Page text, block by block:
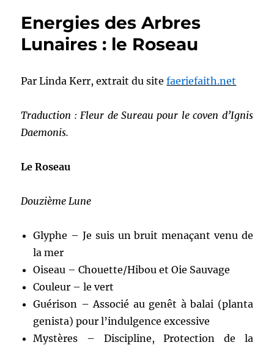
Faerie
Energies des Arbres
Lunaires : le Roseau
Par Linda Kerr, extrait du sitefaeriefaith.net
Traduction : Fleur de Sureau pour le coven d’Ignis
Daemonis.
Le Roseau
Douzième Lune
Glyphe – Je suis un bruit menaçant venu de
la mer
Oiseau – Chouette/Hibou et Oie Sauvage
Couleur – le vert
Guérison – Associé au genêt à balai (planta
genista) pour l’indulgence excessive
Mystères – Discipline, Protection de la